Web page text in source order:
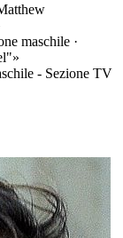
maschile ·
»
- Sezione TV